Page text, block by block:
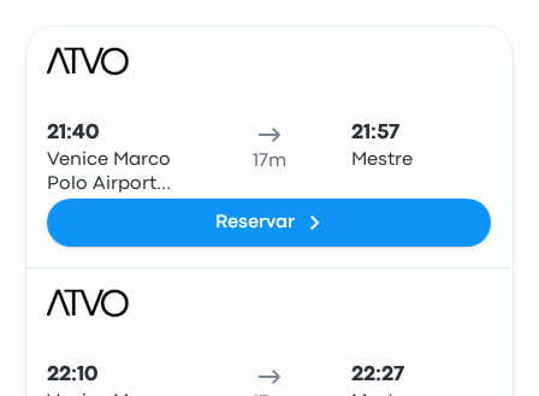
21:40
Venice Marco
Polo Airport
Bus Station
(VCE)
17m
21:57
Mestre
Reservar
22:10 22:27